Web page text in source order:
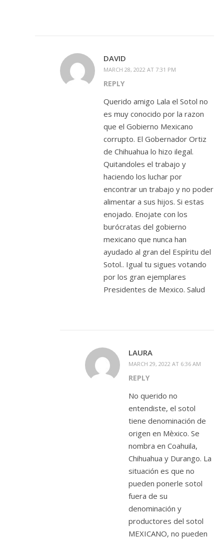
DAVID
MARCH 28, 2022 AT 7:31 PM
REPLY
Querido amigo Lala el Sotol no
es muy conocido por la razon
que el Gobierno Mexicano
corrupto. El Gobernador Ortiz
de Chihuahua lo hizo ilegal.
Quitandoles el trabajo y
haciendo los luchar por
encontrar un trabajo y no poder
alimentar a sus hijos. Si estas
enojado. Enojate con los
burócratas del gobierno
mexicano que nunca han
ayudado al gran del Espíritu del
Sotol.. Igual tu sigues votando
por los gran ejemplares
Presidentes de Mexico. Salud
LAURA
MARCH 29, 2022 AT 6:36 AM
REPLY
No querido no
entendiste, el sotol
tiene denominación de
origen en Mèxico. Se
nombra en Coahuila,
Chihuahua y Durango. La
situación es que no
pueden ponerle sotol
fuera de su
denominación y
productores del sotol
MEXICANO, no pueden